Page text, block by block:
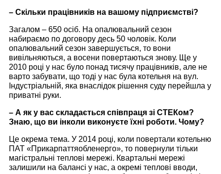
– Скільки працівників на вашому підприємстві?
Загалом – 650 осіб. На опалювальний сезон
набираємо по договору десь 50 чоловік. Коли
опалювальний сезон завершується, то вони
вивільняються, а восени повертаються знову. Ще у
2010 році у нас було понад тисячу працівників, але не
варто забувати, що тоді у нас була котельня на вул.
Індустріальній, яка внаслідок рішення суду перейшла у
приватні руки.
– А як у вас складається співпраця зі СТЕКом?
Знаю, що ви інколи виконуєте їхні роботи. Чому?
Це окрема тема. У 2014 році, коли повертали котельню
ПАТ «Прикарпаттяобленерго», то повернули тільки
магістральні теплові мережі. Квартальні мережі
залишили на балансі у нас, а окремі теплові вводи,